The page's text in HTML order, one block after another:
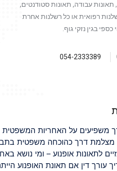
תאונות עבודה, תאונות סטודנטים,
רפואית או כל רשלנות אחרת
בגין נזקי גוף.
054-2333389
משפיעים על האחריות המשפטית
מצלמת דרך כהוכחה משפטית
לתאונות אופנוע – ומי נושא
עורך דין אם תאונת האופנוע